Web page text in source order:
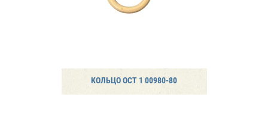
КОЛЬЦО ОСТ 1 00980-80